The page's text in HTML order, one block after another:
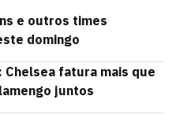
e outros times
domingo
Chelsea fatura mais que
juntos